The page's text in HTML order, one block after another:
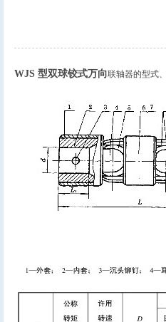
WJS 型双球铰式万向联轴器的型式